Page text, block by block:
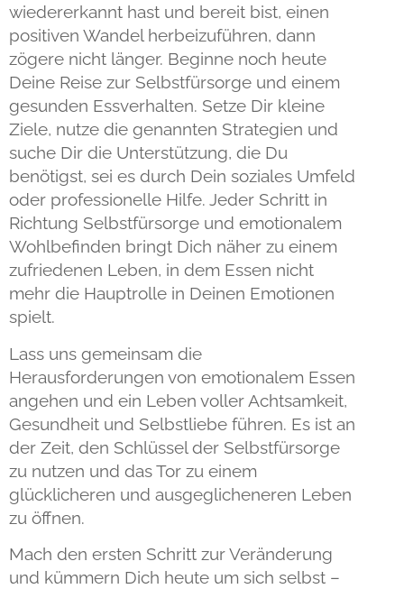
wiedererkannt hast und bereit bist, einen
positiven Wandel herbeizuführen, dann
zögere nicht länger. Beginne noch heute
Deine Reise zur Selbstfürsorge und einem
gesunden Essverhalten. Setze Dir kleine
Ziele, nutze die genannten Strategien und
suche Dir die Unterstützung, die Du
benötigst, sei es durch Dein soziales Umfeld
oder professionelle Hilfe. Jeder Schritt in
Richtung Selbstfürsorge und emotionalem
Wohlbefinden bringt Dich näher zu einem
zufriedenen Leben, in dem Essen nicht
mehr die Hauptrolle in Deinen Emotionen
spielt.
Lass uns gemeinsam die
Herausforderungen von emotionalem Essen
angehen und ein Leben voller Achtsamkeit,
Gesundheit und Selbstliebe führen. Es ist an
der Zeit, den Schlüssel der Selbstfürsorge
zu nutzen und das Tor zu einem
glücklicheren und ausgeglicheneren Leben
zu öffnen.
Mach den ersten Schritt zur Veränderung
und kümmern Dich heute um sich selbst –